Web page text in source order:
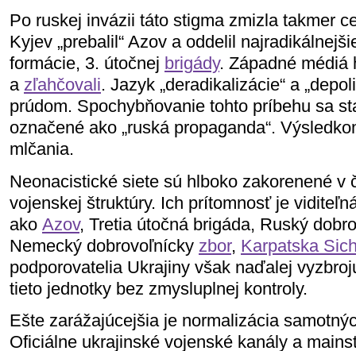
Po ruskej invázii táto stigma zmizla takmer
Kyjev „prebalil“ Azov a oddelil
formácie, 3. útočnej brigády. Západné médiá
a zľahčovali. Jazyk „deradikalizácie“ a
prúdom. Spochybňovanie tohto príbehu sa
označené ako „ruská propaganda“.
mlčania.
Neonacistické siete sú hlboko zakorenené v
vojenskej štruktúry. Ich prítomnosť je
ako Azov, Tretia útočná brigáda, Ruský
Nemecký dobrovoľnícky zbor, Karpatska
podporovatelia Ukrajiny však naďalej
tieto jednotky bez zmysluplnej kontroly.
Ešte zarážajúcejšia je normalizácia
Oficiálne ukrajinské vojenské kanály a